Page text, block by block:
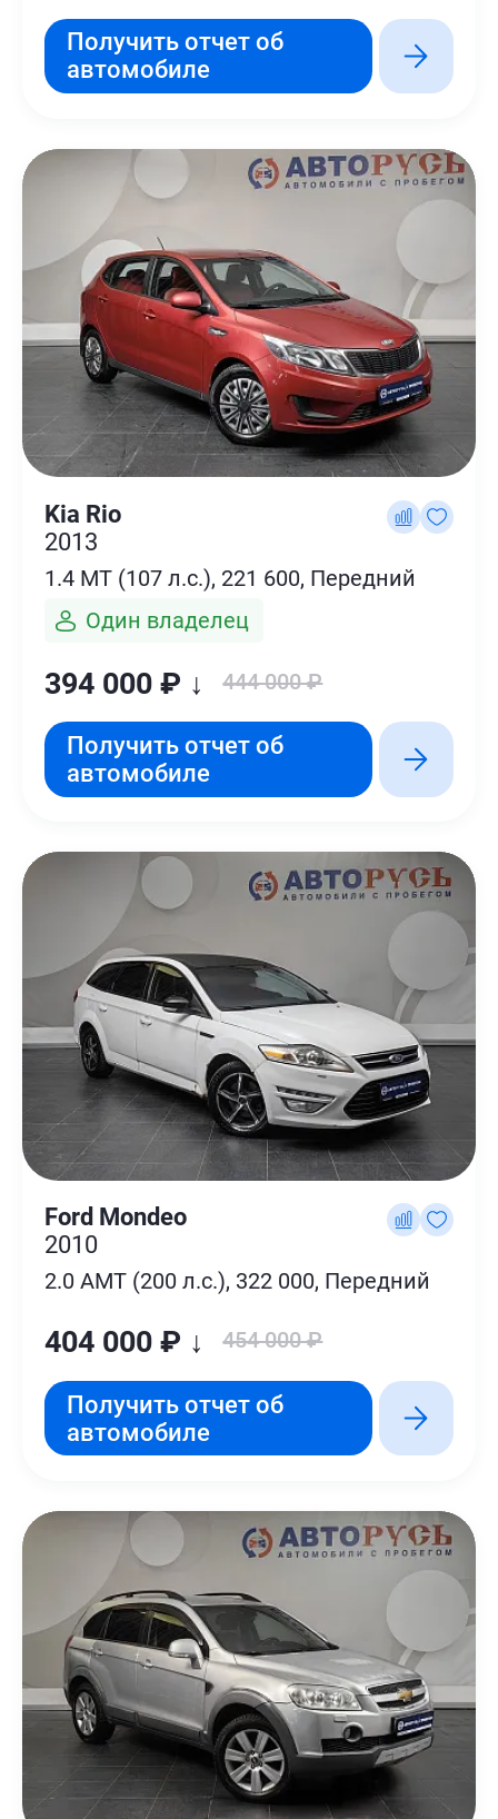
Получить отчет об
автомобиле
Kia Rio
2013
1.4 MT (107 л.с.), 221 600, Передний
Один владелец
394 000 ₽ ↓ 444 000 ₽
Получить отчет об
автомобиле
Ford Mondeo
2010
2.0 AMT (200 л.с.), 322 000, Передний
404 000 ₽ ↓ 454 000 ₽
Получить отчет об
автомобиле